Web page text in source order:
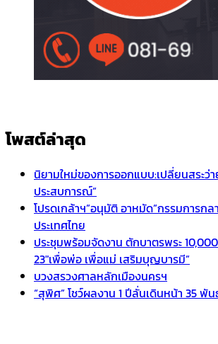
โพสต์ล่าสุด
นิยามใหม่ของการออกแบบ:เปลี่ยนสระว่
ประสบการณ์”
โปรดเกล้าฯ”อนุมัติ อาหมัด”กรรมการก
ประเทศไทย
ประชุมพร้อมจัดงาน ตักบาตรพระ
23″เพื่อพ่อ เพื่อแม่ เสริมบุญบารมี”
บวงสรวงศาลหลักเมืองนครฯ
“สุพิศ” โชว์ผลงาน 1 ปีลั่นเดินหน้า 35 พั